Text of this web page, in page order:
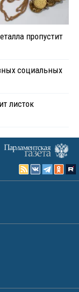
пропустит
социальных
листок